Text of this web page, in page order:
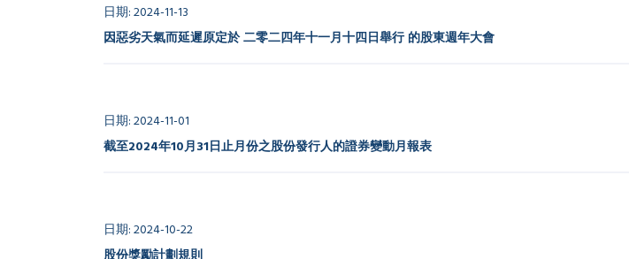
日期: 2024-11-13
因惡劣天氣而延遲原定於 二零二四年十一月十四日舉行 的股東週年大會
日期: 2024-11-01
截至2024年10月31日止月份之股份發行人的證券變動月報表
日期: 2024-10-22
股份獎勵計劃規則